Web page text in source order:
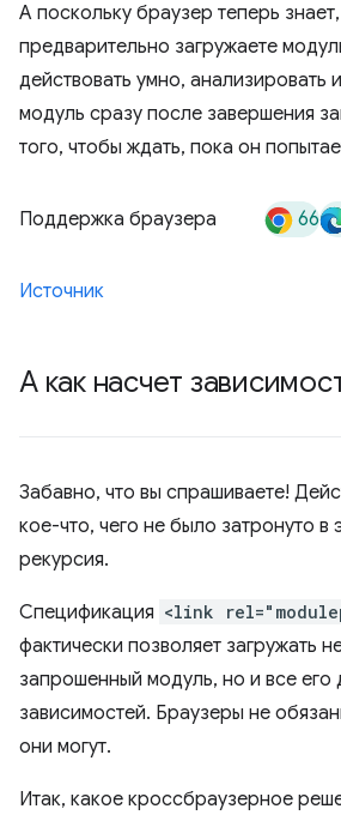
А поскольку браузер теперь
предварительно загружаете
действовать умно, анализировать
модуль сразу после завершения
того, чтобы ждать, пока он
Поддержка браузера 66
Источник
А как насчет
Забавно, что вы спрашиваете!
кое-что, чего не было затронуто в
рекурсия.
Спецификация <link
фактически позволяет загружать
запрошенный модуль, но и все его
зависимостей. Браузеры не
они могут.
Итак, какое кроссбраузерное